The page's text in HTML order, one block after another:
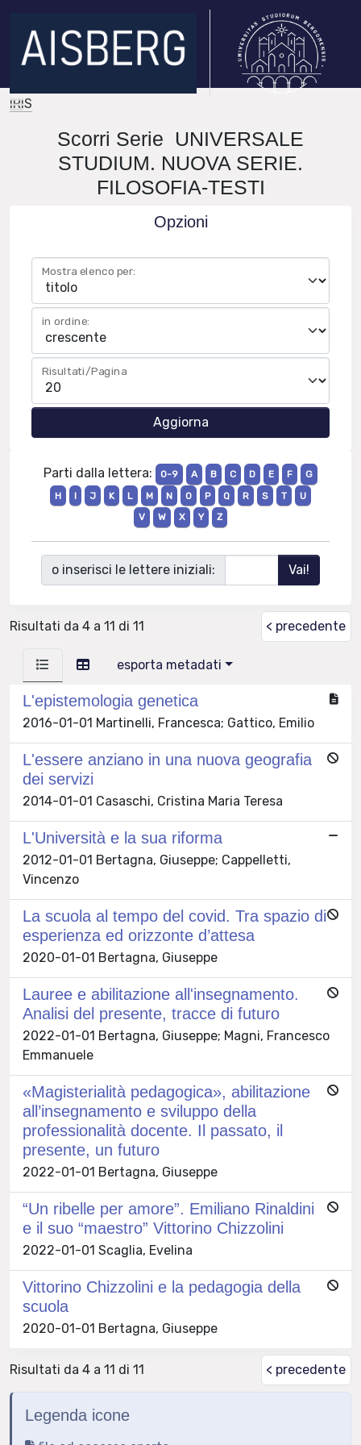
IRIS
Scorri Serie UNIVERSALE
STUDIUM. NUOVA SERIE.
FILOSOFIA-TESTI
Opzioni
Mostra elenco per:
in ordine:
Risultati/Pagina
Parti dalla lettera: 0-9 A B C D E F
G
H
I J K L M N O P Q R S T
U
V
W X Y Z
o inserisci le lettere iniziali:
Risultati da 4 a 11 di 11 < precedente
esporta metadati
L'epistemologia genetica
2016-01-01 Martinelli, Francesca; Gattico, Emilio
L'essere anziano in una nuova geografia
dei servizi
2014-01-01 Casaschi, Cristina Maria Teresa
L'Università e la sua riforma
2012-01-01 Bertagna, Giuseppe; Cappelletti,
Vincenzo
La scuola al tempo del covid. Tra spazio di
esperienza ed orizzonte d’attesa
2020-01-01 Bertagna, Giuseppe
Lauree e abilitazione all'insegnamento.
Analisi del presente, tracce di futuro
2022-01-01 Bertagna, Giuseppe; Magni, Francesco
Emmanuele
«Magisterialità pedagogica», abilitazione
all’insegnamento e sviluppo della
professionalità docente. Il passato, il
presente, un futuro
2022-01-01 Bertagna, Giuseppe
“Un ribelle per amore”. Emiliano Rinaldini
e il suo “maestro” Vittorino Chizzolini
2022-01-01 Scaglia, Evelina
Vittorino Chizzolini e la pedagogia della
scuola
2020-01-01 Bertagna, Giuseppe
Risultati da 4 a 11 di 11 < precedente
Legenda icone